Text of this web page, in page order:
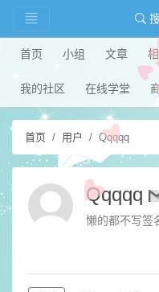
首页 小组 文章
我的社区 在线学堂
首页 用户 Qqqqq
Qqqqq
懒的都不写签